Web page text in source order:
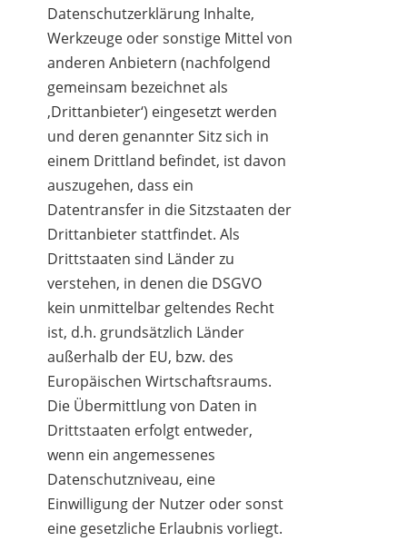
Datenschutzerklärung Inhalte,
Werkzeuge oder sonstige Mittel von
anderen Anbietern (nachfolgend
gemeinsam bezeichnet als
‚Drittanbieter‘) eingesetzt werden
und deren genannter Sitz sich in
einem Drittland befindet, ist davon
auszugehen, dass ein
Datentransfer in die Sitzstaaten der
Drittanbieter stattfindet. Als
Drittstaaten sind Länder zu
verstehen, in denen die DSGVO
kein unmittelbar geltendes Recht
ist, d.h. grundsätzlich Länder
außerhalb der EU, bzw. des
Europäischen Wirtschaftsraums.
Die Übermittlung von Daten in
Drittstaaten erfolgt entweder,
wenn ein angemessenes
Datenschutzniveau, eine
Einwilligung der Nutzer oder sonst
eine gesetzliche Erlaubnis vorliegt.